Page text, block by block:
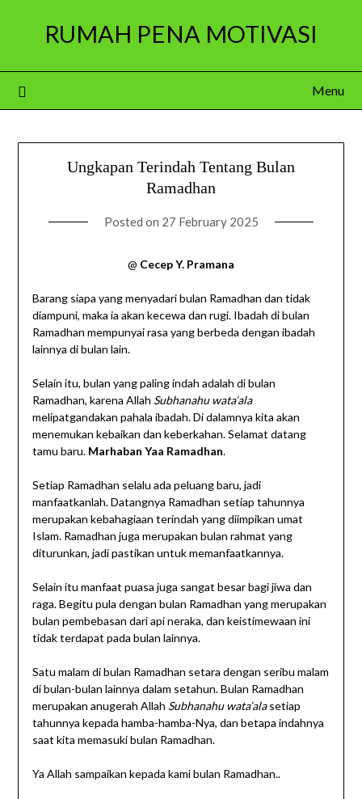
RUMAH PENA MOTIVASI
Menu
Ungkapan Terindah Tentang Bulan
Ramadhan
Posted on 27 February 2025
@ Cecep Y. Pramana
Barang siapa yang menyadari bulan Ramadhan dan tidak
diampuni, maka ia akan kecewa dan rugi. Ibadah di bulan
Ramadhan mempunyai rasa yang berbeda dengan ibadah
lainnya di bulan lain.
Selain itu, bulan yang paling indah adalah di bulan
Ramadhan, karena Allah Subhanahu wata’ala
melipatgandakan pahala ibadah. Di dalamnya kita akan
menemukan kebaikan dan keberkahan. Selamat datang
tamu baru. Marhaban Yaa Ramadhan.
Setiap Ramadhan selalu ada peluang baru, jadi
manfaatkanlah. Datangnya Ramadhan setiap tahunnya
merupakan kebahagiaan terindah yang diimpikan umat
Islam. Ramadhan juga merupakan bulan rahmat yang
diturunkan, jadi pastikan untuk memanfaatkannya.
Selain itu manfaat puasa juga sangat besar bagi jiwa dan
raga. Begitu pula dengan bulan Ramadhan yang merupakan
bulan pembebasan dari api neraka, dan keistimewaan ini
tidak terdapat pada bulan lainnya.
Satu malam di bulan Ramadhan setara dengan seribu malam
di bulan-bulan lainnya dalam setahun. Bulan Ramadhan
merupakan anugerah Allah Subhanahu wata’alasetiap
tahunnya kepada hamba-hamba-Nya, dan betapa indahnya
saat kita memasuki bulan Ramadhan.
Ya Allah sampaikan kepada kami bulan Ramadhan..